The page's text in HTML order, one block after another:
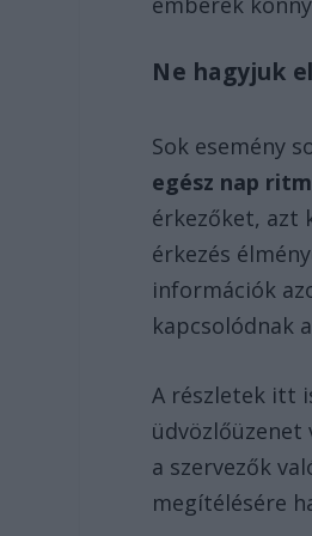
Ne hagyjuk
Sok esemény
egész nap
érkezőket, azt
érkezés
információk
kapcsolódnak
A részletek itt
üdvözlőüzenet
a szervezők
megítélésére